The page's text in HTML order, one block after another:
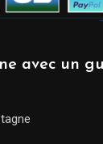
avec un